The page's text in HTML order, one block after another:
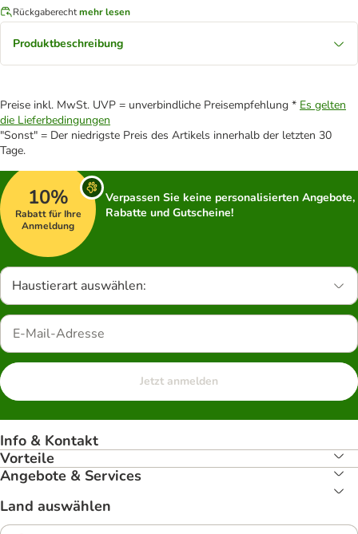
Rückgaberechtmehr lesen
Produktbeschreibung
Preise inkl. MwSt. UVP = unverbindliche Preisempfehlung * Es gelten
die Lieferbedingungen
"Sonst" = Der niedrigste Preis des Artikels innerhalb der letzten 30
Tage.
10%
Rabatt für Ihre
Anmeldung
Verpassen Sie keine personalisierten Angebote,
Rabatte und Gutscheine!
Haustierart auswählen:
Jetzt anmelden
Info & Kontakt
Vorteile
Angebote & Services
Land auswählen